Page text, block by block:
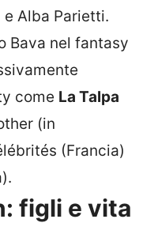
Alba Parietti.
Bava nel fantasy
come La Talpa
(in
(Francia)
figli e vita